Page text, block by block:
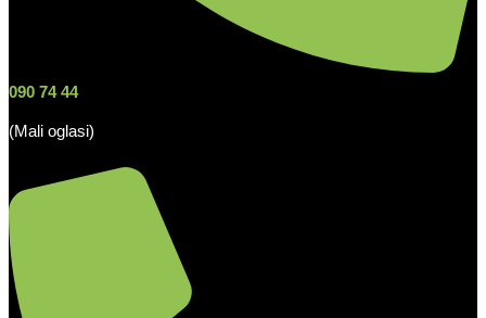
090 74 44
(Mali oglasi)